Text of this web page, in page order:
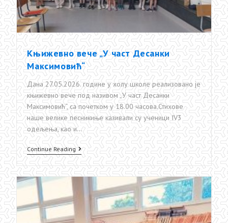
Књижевно вече „У част Десанки
Максимовић“
Дана 27.05.2026. године у холу школе реализовано је
књижевно вече под називом „У част Десанки
Максимовић“, са почетком у 18.00 часова.Стихове
наше велике песникиње казивали су ученици IV3
одељења, као и…
Continue Reading
Књижевно
вече
„У
Десанки
Максимовић“